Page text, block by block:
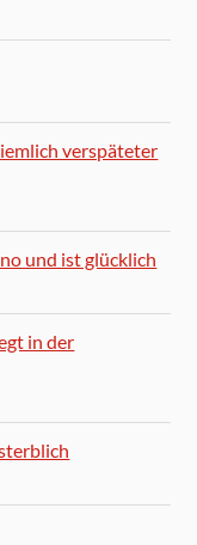
verspäteter
und ist glücklich
in der